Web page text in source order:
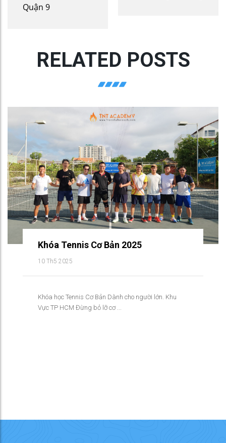
Quận 9
RELATED POSTS
Khóa Tennis Cơ Bản 2025
10 Th5 2025
Khóa học Tennis Cơ Bản Dành cho người lớn. Khu
Vực TP HCM Đừng bỏ lỡ cơ ...